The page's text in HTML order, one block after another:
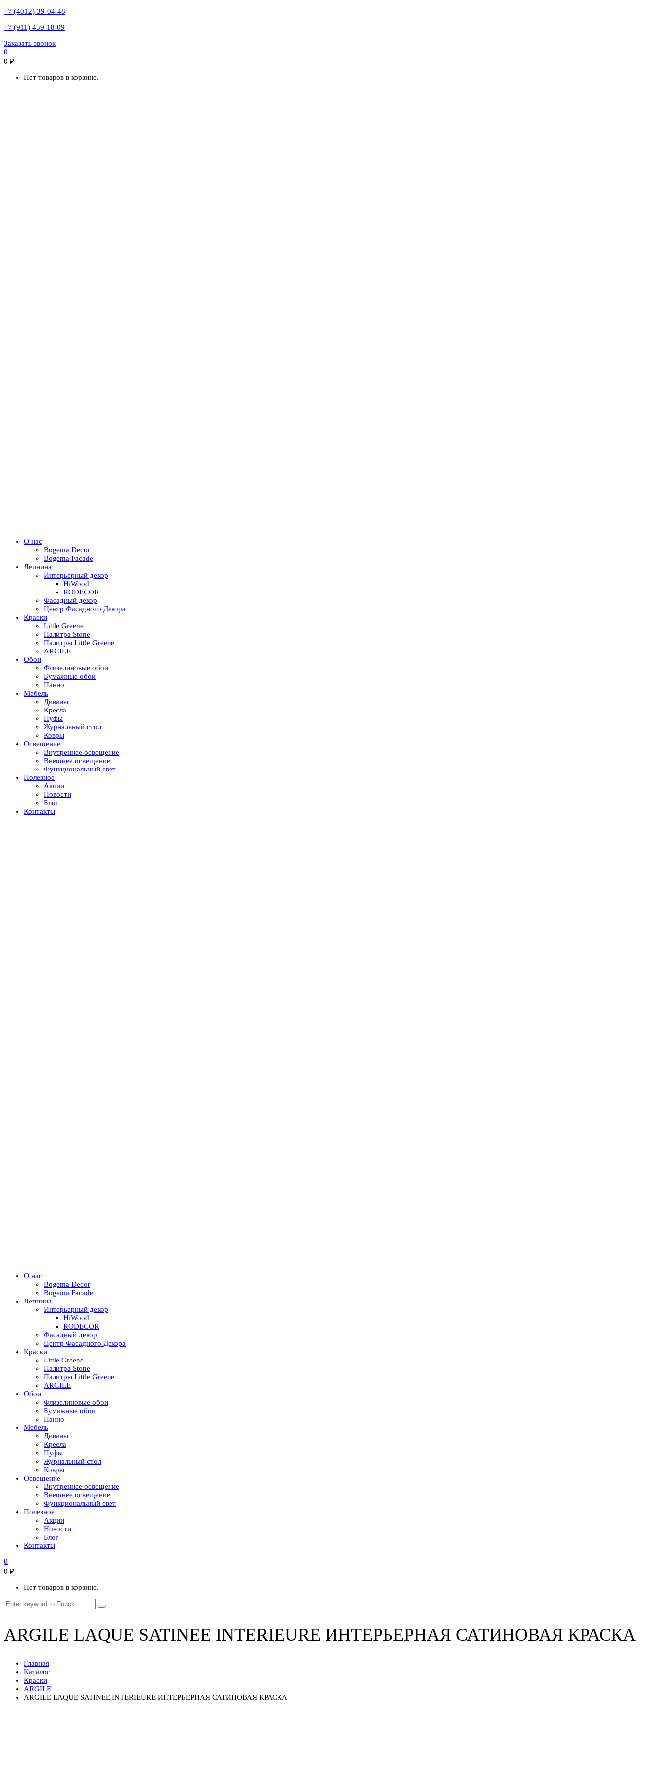
+7 (4012) 39-04-48
+7 (911) 459-18-09
Заказать звонок
0
0 ₽
Нет товаров в корзине.
О нас
Bogema Decor
Bogema Facade
Лепнина
Интерьерный декор
HiWood
RODECOR
Фасадный декор
Центр Фасадного Декора
Краски
Little Greene
Палитра Stone
Палитры Little Greene
ARGILE
Обои
Флизелиновые обои
Бумажные обои
Панно
Мебель
Диваны
Кресла
Пуфы
Журнальный стол
Ковры
Освещение
Внутреннее освещение
Внешнее освещение
Функциональный свет
Полезное
Акции
Новости
Блог
Контакты
О нас
Bogema Decor
Bogema Facade
Лепнина
Интерьерный декор
HiWood
RODECOR
Фасадный декор
Центр Фасадного Декора
Краски
Little Greene
Палитра Stone
Палитры Little Greene
ARGILE
Обои
Флизелиновые обои
Бумажные обои
Панно
Мебель
Диваны
Кресла
Пуфы
Журнальный стол
Ковры
Освещение
Внутреннее освещение
Внешнее освещение
Функциональный свет
Полезное
Акции
Новости
Блог
Контакты
0
0 ₽
Нет товаров в корзине.
ARGILE LAQUE SATINEE INTERIEURE ИНТЕРЬЕРНАЯ САТИНОВАЯ КРАСКА
Главная
Каталог
Краски
ARGILE
ARGILE LAQUE SATINEE INTERIEURE ИНТЕРЬЕРНАЯ САТИНОВАЯ КРАСКА